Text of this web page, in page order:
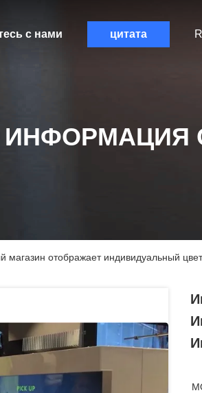
с нами цитата
магазин отображает индивидуальный цвет